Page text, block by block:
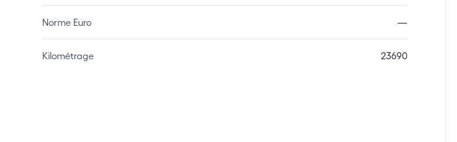
Norme Euro —
Kilométrage 23690